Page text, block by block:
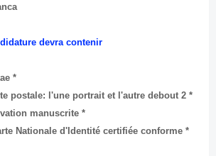
devra contenir:
* Un curriculum Vitae;
* 2 photos format carte postale: l'une portrait et l'autre debout;
* Une lettre de motivation manuscrite;
Nationale d'Identité certifiée conforme